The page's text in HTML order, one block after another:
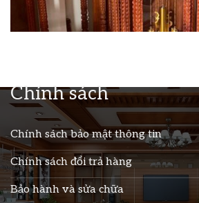
Chính sách
Chính sách bảo mật thông tin
Chính sách đổi trả hàng
Bảo hành và sửa chữa